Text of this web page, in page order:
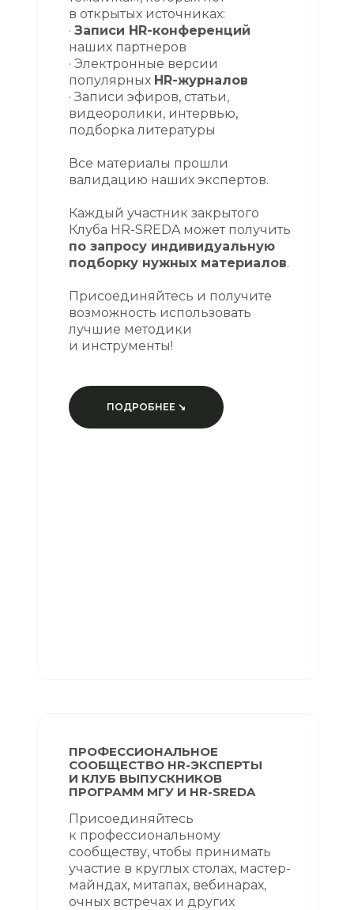
ПОДРОБНЕЕ ↘
в открытых источниках:
· Записи HR-конференций
наших партнеров
· Электронные версии
популярных HR-журналов
· Записи эфиров, статьи,
видеоролики, интервью,
подборка литературы
Все материалы прошли
валидацию наших экспертов.
Каждый участник закрытого
Клуба HR-SREDA может получить
по запросу индивидуальную
подборку нужных материалов.
Присоединяйтесь и получите
возможность использовать
лучшие методики
и инструменты!
Присоединяйтесь
к профессиональному
сообществу, чтобы принимать
участие в круглых столах, мастер-
майндах, митапах, вебинарах,
очных встречах и других
ПРОФЕССИОНАЛЬНОЕ
СООБЩЕСТВО HR-ЭКСПЕРТЫ
И КЛУБ ВЫПУСКНИКОВ
ПРОГРАММ МГУ И HR-SREDA